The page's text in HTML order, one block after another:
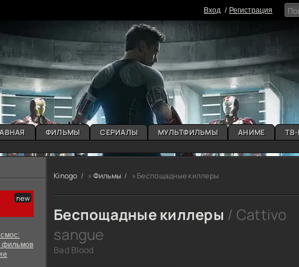
Вxoд Регистрация
ФИЛЬМЫ СЕРИАЛЫ МУЛЬТФИЛЬМЫ АНИМЕ
фильмов
Kinogo » Фильмы » Беспощадные киллеры
Беспощадные киллеры / Cattivo
sangue
Bad Blood